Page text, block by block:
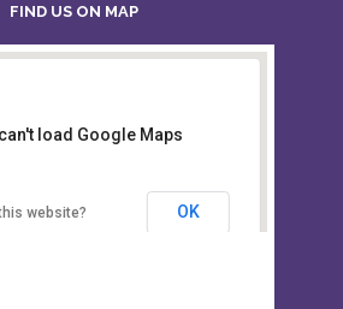
FIND US ON MAP
Education, Alampur,
load Google Maps